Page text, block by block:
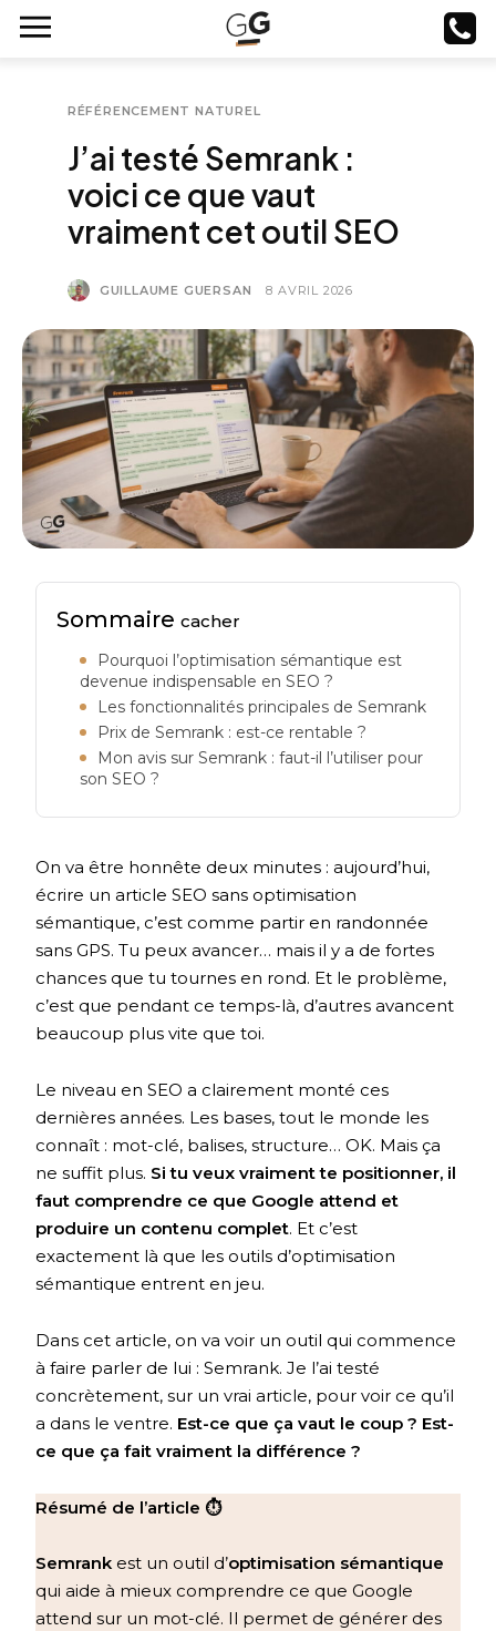
RÉFÉRENCEMENT NATUREL
J’ai testé Semrank :
voici ce que vaut
vraiment cet outil SEO
GUILLAUME GUERSAN 8 AVRIL 2026
Sommairecacher
Pourquoi l’optimisation sémantique est
devenue indispensable en SEO ?
Les fonctionnalités principales de Semrank
Prix de Semrank : est-ce rentable ?
Mon avis sur Semrank : faut-il l’utiliser pour
son SEO ?
On va être honnête deux minutes : aujourd’hui,
écrire un article SEO sans optimisation
sémantique, c’est comme partir en randonnée
sans GPS. Tu peux avancer… mais il y a de fortes
chances que tu tournes en rond. Et le problème,
c’est que pendant ce temps-là, d’autres avancent
beaucoup plus vite que toi.
Le niveau en SEO a clairement monté ces
dernières années. Les bases, tout le monde les
connaît : mot-clé, balises, structure… OK. Mais ça
ne suffit plus. Si tu veux vraiment te positionner, il
faut comprendre ce que Google attend et
produire un contenu complet. Et c’est
exactement là que les outils d’optimisation
sémantique entrent en jeu.
Dans cet article, on va voir un outil qui commence
à faire parler de lui : Semrank. Je l’ai testé
concrètement, sur un vrai article, pour voir ce qu’il
a dans le ventre. Est-ce que ça vaut le coup ? Est-
ce que ça fait vraiment la différence ?
Résumé de l’article ⏱️
Semrank est un outil d’optimisation sémantique
qui aide à mieux comprendre ce que Google
attend sur un mot-clé. Il permet de générer des